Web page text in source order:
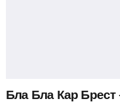
Бла Бла Кар Брест